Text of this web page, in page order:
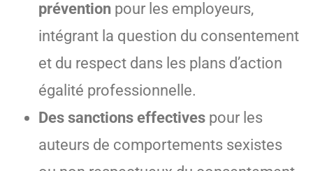
prévention pour les employeurs,
intégrant la question du consentement
et du respect dans les plans d’action
égalité professionnelle.
Des sanctions effectives pour les
auteurs de comportements sexistes